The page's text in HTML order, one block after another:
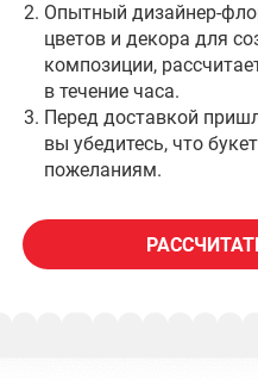
Опытный дизайнер-
цветов и декора для
композиции,
в течение часа.
Перед доставкой
вы убедитесь, что
пожеланиям.